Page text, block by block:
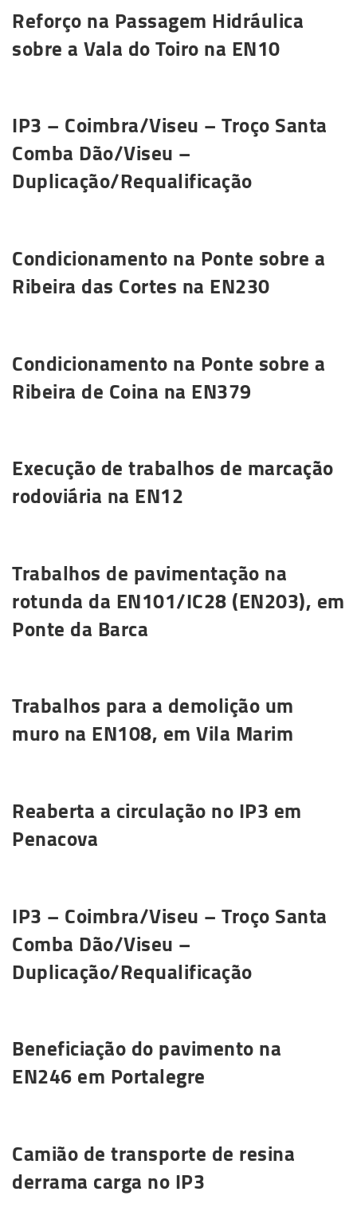
Reforço na Passagem Hidráulica
sobre a Vala do Toiro na EN10
IP3 – Coimbra/Viseu – Troço Santa
Comba Dão/Viseu –
Duplicação/Requalificação
Condicionamento na Ponte sobre a
Ribeira das Cortes na EN230
Condicionamento na Ponte sobre a
Ribeira de Coina na EN379
Execução de trabalhos de marcação
rodoviária na EN12
Trabalhos de pavimentação na
rotunda da EN101/IC28 (EN203), em
Ponte da Barca
Trabalhos para a demolição um
muro na EN108, em Vila Marim
Reaberta a circulação no IP3 em
Penacova
IP3 – Coimbra/Viseu – Troço Santa
Comba Dão/Viseu –
Duplicação/Requalificação
Beneficiação do pavimento na
EN246 em Portalegre
Camião de transporte de resina
derrama carga no IP3